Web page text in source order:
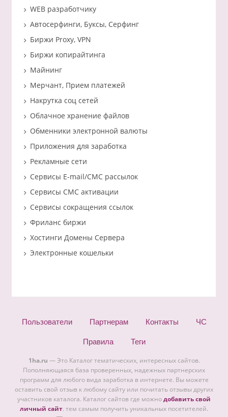
WEB разработчику
Автосерфинги, Буксы, Серфинг
Биржи Proxy, VPN
Биржи копирайтинга
Майнинг
Мерчант, Прием платежей
Накрутка соц сетей
Облачное хранение файлов
Обменники электронной валюты
Приложения для заработка
Рекламные сети
Сервисы E-mail/СМС рассылок
Сервисы СМС активации
Сервисы сокращения ссылок
Фриланс биржи
Хостинги Домены Сервера
Электронные кошельки
Пользователи Партнерам Контакты ЧС
Правила Теги
1ha.ru — Это Каталог тематических, интересных сайтов.
Пополняющаяся база проверенных, надежных партнерских
программ для любого вида заработка в интернете. Вы можете
оставить свой отзыв к любому сайту или почитать отзывы других
участников каталога. Каталог сайтов где можнодобавить свой
личный сайт. тем самым получить уникальных посетителей.